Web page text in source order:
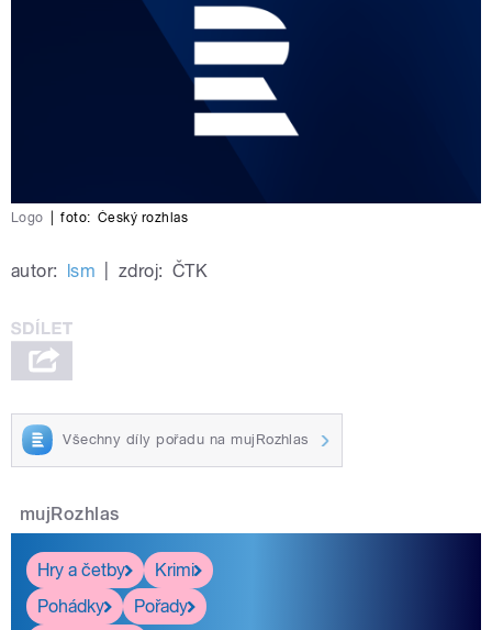
Logo foto: Český rozhlas
autor: lsm zdroj: ČTK
Všechny díly pořadu na mujRozhlas
mujRozhlas
Hry a četby
Krimi
Pohádky
Pořady